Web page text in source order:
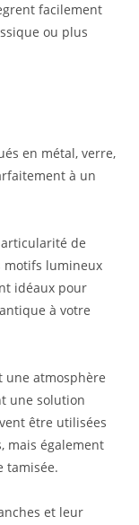
facilement
ou plus
en métal, verre,
à un
de
motifs lumineux
idéaux pour
à votre
une atmosphère
une solution
être utilisées
mais également
tamisée.
et leur